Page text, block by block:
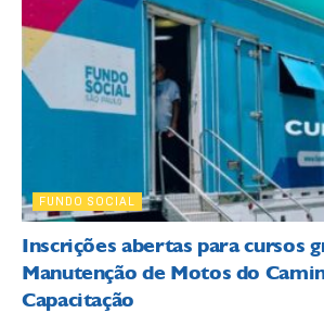
FUNDO SOCIAL
Inscrições abertas para cursos
Manutenção de Motos do
Capacitação